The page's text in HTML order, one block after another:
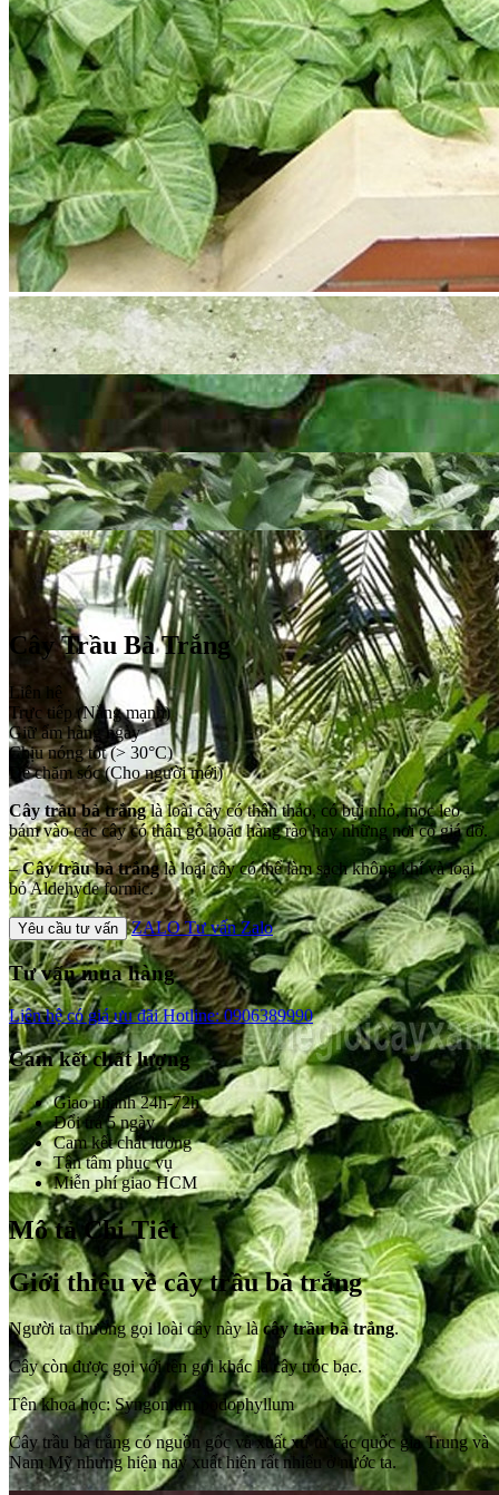
Cây Trầu Bà Trắng
Liên hệ
Trực tiếp (Nắng mạnh)
Giữ ẩm hàng ngày
Chịu nóng tốt (> 30°C)
Dễ chăm sóc (Cho người mới)
Cây trầu bà trắnglà loài cây có thân thảo, có bụi nhỏ, mọc leo
bám vào các cây có thân gỗ hoặc hàng rào hay những nơi có giá đỡ.
–Cây trầu bà trắnglà loại cây có thể làm sạch không khí và loại
bỏ Aldehyde formic.
Yêu cầu tư vấn ZALO Tư vấn Zalo
Tư vấn mua hàng
Liên hệ có giá ưu đãiHotline: 0906389990
Cam kết chất lượng
Giao nhanh 24h-72h
Đổi trả 5 ngày
Cam kết chất lượng
Tận tâm phục vụ
Miễn phí giao HCM
Mô tả Chi Tiết
Giới thiệu về cây trầu bà trắng
Người ta thường gọi loài cây này làcây trầu bà trắng.
Cây còn được gọi với tên gọi khác là cây tróc bạc.
Tên khoa học: Syngonium podophyllum
Cây trầu bà trắng có nguồn gốc và xuất xứ từ các quốc gia Trung và
Nam Mỹ nhưng hiện nay xuất hiện rất nhiểu ở nước ta.